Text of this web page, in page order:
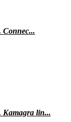
Connec...
Kamagra lin...